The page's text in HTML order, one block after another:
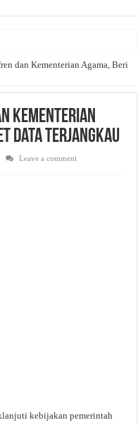
redaksi@bisnisnasional.com
dan Kementerian Agama, Beri
Kementerian
Data Terjangkau
Leave a comment
kebijakan pemerintah